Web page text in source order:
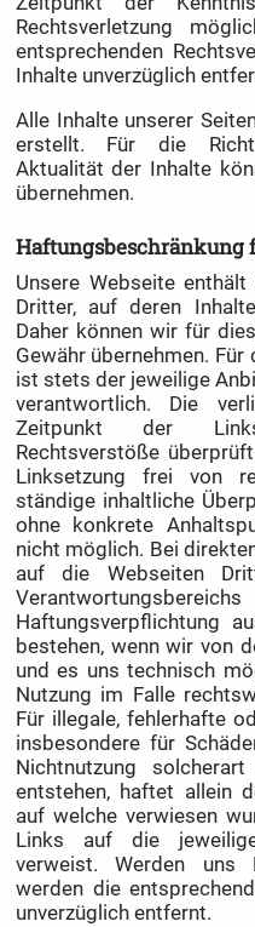
Rechtsverletzung
entsprechenden
Inhalte unverzüglich
Alle Inhalte unserer
erstellt. Für die
Aktualität der Inhalte
übernehmen.
Haftungsbeschränkung
Unsere Webseite
Dritter, auf deren
Daher können wir für
Gewähr übernehmen.
ist stets der jeweilige
verantwortlich. Die
Zeitpunkt der
Rechtsverstöße
Linksetzung frei von
ständige inhaltliche
ohne konkrete
nicht möglich. Bei
auf die Webseiten
Haftungsverpflichtung
bestehen, wenn wir von
und es uns technisch
Nutzung im Falle
Für illegale, fehlerhafte
insbesondere für
Nichtnutzung
entstehen, haftet allein
auf welche verwiesen
Links auf die
verweist. Werden uns
werden die
unverzüglich entfernt.